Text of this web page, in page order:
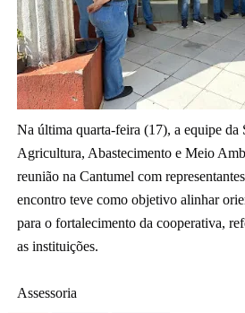
Na última quarta-feira (17), a equipe da
Agricultura, Abastecimento e Meio
reunião na Cantumel com
encontro teve como objetivo alinhar
para o fortalecimento da cooperativa,
as instituições.
Assessoria